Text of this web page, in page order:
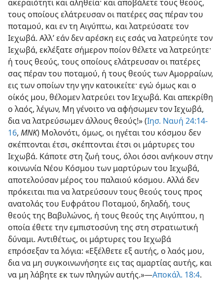
ακεραιότητι και αληθεία· και αποβάλετε τους θεούς,
τους οποίους ελάτρευσαν οι πατέρες σας πέραν του
ποταμού, και εν τη Αιγύπτω, και λατρεύσατε τον
Ιεχωβά. Αλλ’ εάν δεν αρέσκη εις εσάς να λατρεύητε τον
Ιεχωβά, εκλέξατε σήμερον ποίον θέλετε να λατρεύητε·
ή τους θεούς, τους οποίους ελάτρευσαν οι πατέρες
σας πέραν του ποταμού, ή τους θεούς των Αμορραίων,
εις των οποίων την γην κατοικείτε· εγώ όμως και ο
οίκός μου, θέλομεν λατρεύει τον Ιεχωβά. Και απεκρίθη
ο λαός, λέγων, Μη γένοιτο να αφήσωμεν τον Ιεχωβά,
δια να λατρεύσωμεν άλλους θεούς!» (Ιησ. Ναυή 24:14-
16, ΜΝΚ) Μολονότι, όμως, οι ηγέται του κόσμου δεν
σκέπτονται έτσι, σκέπτονται έτσι οι μάρτυρες του
Ιεχωβά. Κάποτε στη ζωή τους, όλοι όσοι ανήκουν στην
κοινωνία Νέου Κόσμου των μαρτύρων του Ιεχωβά,
αποτελούσαν μέρος του παλαιού κόσμου. Αλλά δεν
πρόκειται πια να λατρεύσουν τους θεούς τους προς
ανατολάς του Ευφράτου Ποταμού, δηλαδή, τους
θεούς της Βαβυλώνος, ή τους θεούς της Αιγύπτου, η
οποία έθετε την εμπιστοσύνη της στη στρατιωτική
δύναμι. Αντιθέτως, οι μάρτυρες του Ιεχωβά
επρόσεξαν τα λόγια: «Εξέλθετε εξ αυτής, ο λαός μου,
δια να μη συγκοινωνήσητε εις τας αμαρτίας αυτής, και
να μη λάβητε εκ των πληγών αυτής.»—Αποκάλ. 18:4.